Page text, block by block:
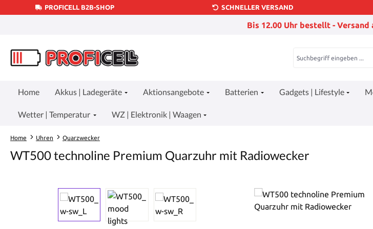
Hauptinhalt springen
Zur Suche springen
Zur Hauptnavigation springen
PROFICELL B2B-SHOP SCHNELLER VERSAND
Bis 12.00 Uhr bestellt - Versand
Home Akkus | Ladegeräte Aktionsangebote Batterien Gadgets | Lifestyle
Wetter | Temperatur WZ | Elektronik | Waagen
Home Uhren Quarzwecker
WT500 technoline Premium Quarzuhr mit Radiowecker